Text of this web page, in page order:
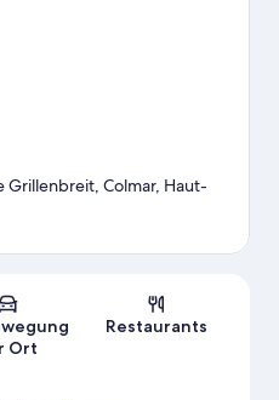
Grillenbreit, Colmar, Haut-
Ort
Restaurants